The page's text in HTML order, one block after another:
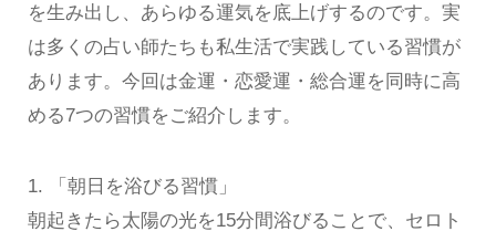
を生み出し、あらゆる運気を底上げするのです。実
は多くの占い師たちも私生活で実践している習慣が
あります。今回は金運・恋愛運・総合運を同時に高
める7つの習慣をご紹介します。
1. 「朝日を浴びる習慣」
朝起きたら太陽の光を15分間浴びることで、セロト